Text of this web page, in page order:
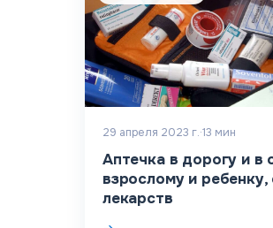
29 апреля 2023 г.·13 мин
Аптечка в дорогу и в
взрослому и ребенку,
лекарств